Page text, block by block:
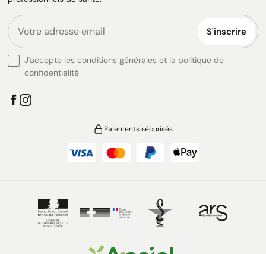
S'inscrire
J'accepte les conditions générales et la politique de
confidentialité
Paiements sécurisés